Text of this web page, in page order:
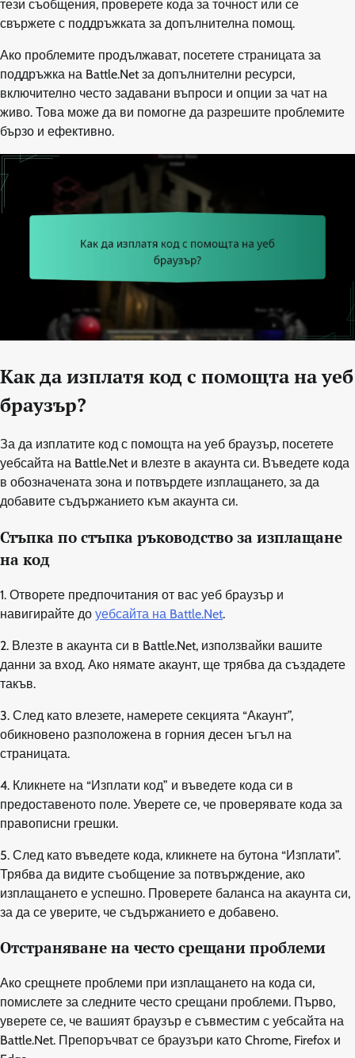
тези съобщения, проверете кода за точност или се
свържете с поддръжката за допълнителна помощ.
Ако проблемите продължават, посетете страницата за
поддръжка на Battle.Net за допълнителни ресурси,
включително често задавани въпроси и опции за чат на
живо. Това може да ви помогне да разрешите проблемите
бързо и ефективно.
Как да изплатя код с помощта на уеб
браузър?
За да изплатите код с помощта на уеб браузър, посетете
уебсайта на Battle.Net и влезте в акаунта си. Въведете кода
в обозначената зона и потвърдете изплащането, за да
добавите съдържанието към акаунта си.
Стъпка по стъпка ръководство за изплащане
на код
1. Отворете предпочитания от вас уеб браузър и
навигирайте до уебсайта на Battle.Net.
2. Влезте в акаунта си в Battle.Net, използвайки вашите
данни за вход. Ако нямате акаунт, ще трябва да създадете
такъв.
3. След като влезете, намерете секцията “Акаунт”,
обикновено разположена в горния десен ъгъл на
страницата.
4. Кликнете на “Изплати код” и въведете кода си в
предоставеното поле. Уверете се, че проверявате кода за
правописни грешки.
5. След като въведете кода, кликнете на бутона “Изплати”.
Трябва да видите съобщение за потвърждение, ако
изплащането е успешно. Проверете баланса на акаунта си,
за да се уверите, че съдържанието е добавено.
Отстраняване на често срещани проблеми
Ако срещнете проблеми при изплащането на кода си,
помислете за следните често срещани проблеми. Първо,
уверете се, че вашият браузър е съвместим с уебсайта на
Battle.Net. Препоръчват се браузъри като Chrome, Firefox и